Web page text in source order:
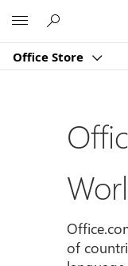
Office Store
of